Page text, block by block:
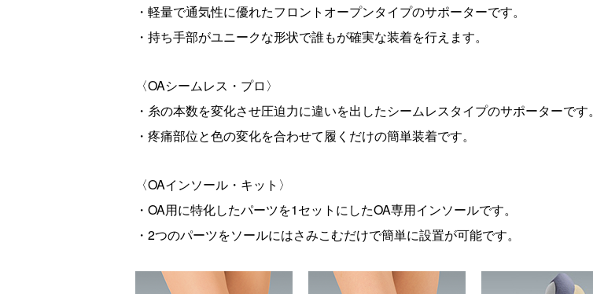
・軽量で通気性に優れたフロントオープンタイプのサポーターです。
・持ち手部がユニークな形状で誰もが確実な装着を行えます。
〈OAシームレス・プロ〉
・糸の本数を変化させ圧迫力に違いを出したシームレスタイプのサポーターです。
・疼痛部位と色の変化を合わせて履くだけの簡単装着です。
〈OAインソール・キット 〉
・OA用に特化したパーツを1セットにしたOA専用インソールです。
・2つのパーツをソールにはさみこむだけで簡単に設置が可能です。